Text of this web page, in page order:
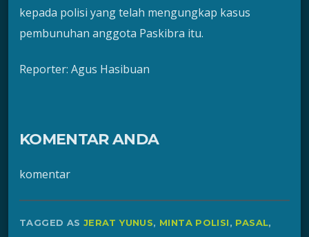
kepada polisi yang telah mengungkap kasus
pembunuhan anggota Paskibra itu.
Reporter: Agus Hasibuan
KOMENTAR ANDA
komentar
TAGGED AS JERAT YUNUS, MINTA POLISI, PASAL,